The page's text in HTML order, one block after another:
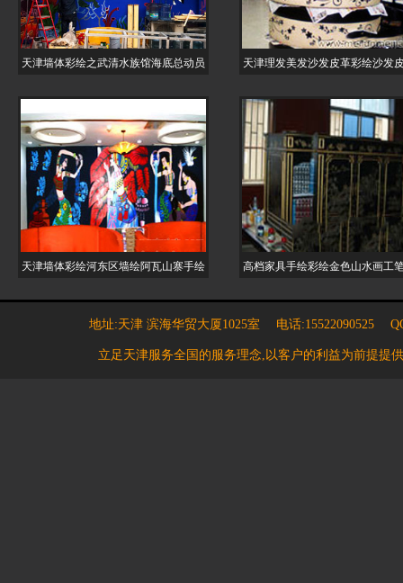
天津墙体彩绘之武清水族馆海底总动员 天津理发美发沙发皮革彩绘沙发
天津墙体彩绘河东区墙绘阿瓦山寨手绘 高档家具手绘彩绘金色山水画工
地址:天津 滨海华贸大厦1025室 电话:15522090525
立足天津服务全国的服务理念,以客户的利益为前提提